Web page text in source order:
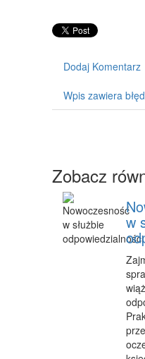
CZĘŚCI
USŁUGI
Dodaj Komentarz
Wpis zawiera
Zobacz
w